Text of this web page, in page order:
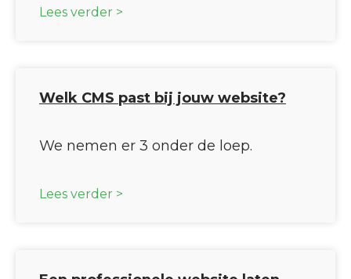
Lees verder >
Welk CMS past bij jouw website?
We nemen er 3 onder de loep.
Lees verder >